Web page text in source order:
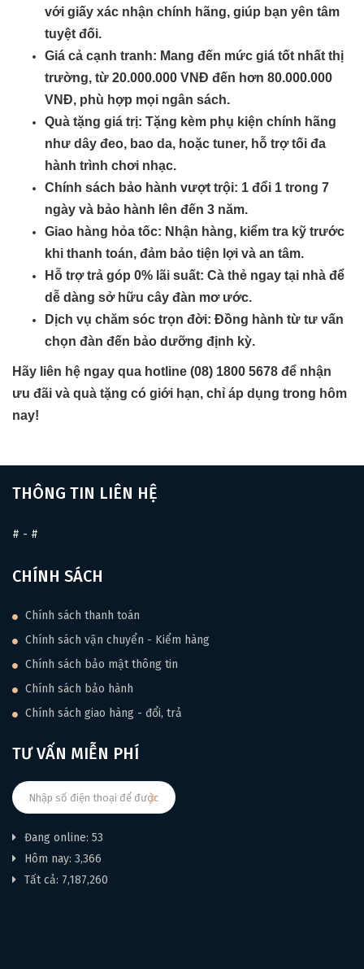
với giấy xác nhận chính hãng, giúp bạn yên tâm
tuyệt đối.
Giá cả cạnh tranh: Mang đến mức giá tốt nhất thị
trường, từ 20.000.000 VNĐ đến hơn 80.000.000
VNĐ, phù hợp mọi ngân sách.
Quà tặng giá trị: Tặng kèm phụ kiện chính hãng
như dây đeo, bao da, hoặc tuner, hỗ trợ tối đa
hành trình chơi nhạc.
Chính sách bảo hành vượt trội: 1 đổi 1 trong 7
ngày và bảo hành lên đến 3 năm.
Giao hàng hỏa tốc: Nhận hàng, kiểm tra kỹ trước
khi thanh toán, đảm bảo tiện lợi và an tâm.
Hỗ trợ trả góp 0% lãi suất: Cà thẻ ngay tại nhà để
dễ dàng sở hữu cây đàn mơ ước.
Dịch vụ chăm sóc trọn đời: Đồng hành từ tư vấn
chọn đàn đến bảo dưỡng định kỳ.
Hãy liên hệ ngay qua hotline (08) 1800 5678 để nhận
ưu đãi và quà tặng có giới hạn, chỉ áp dụng trong hôm
nay!
THÔNG TIN LIÊN HỆ
# - #
CHÍNH SÁCH
Chính sách thanh toán
Chính sách vận chuyển - Kiểm hàng
Chính sách bảo mật thông tin
Chính sách bảo hành
Chính sách giao hàng - đổi, trả
TƯ VẤN MIỄN PHÍ
Đang online: 53
Hôm nay: 3,366
Tất cả: 7,187,260